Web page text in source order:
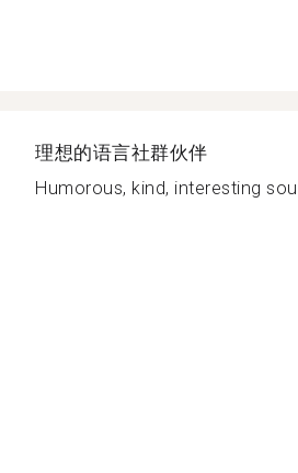
理想的语言社群伙伴
Humorous, kind, interesting